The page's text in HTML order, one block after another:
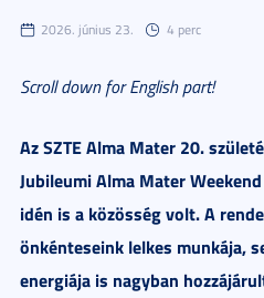
2026. június 23. 4 perc
Scroll down for English part!
Az SZTE Alma Mater 20.
Jubileumi Alma Mater
idén is a közösség volt. A
önkénteseink lelkes munkája,
energiája is nagyban